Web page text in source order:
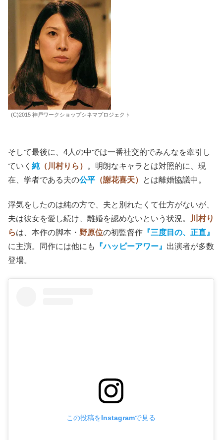
(C)2015 神戸ワークショップシネマプロジェクト
そして最後に、4人の中では一番社交的でみんなを牽引し
ていく 純（川村りら）
。明朗なキャラとは対照的に、現
在、学者である夫の公平 （謝花喜天） とは離婚協議中。
浮気をしたのは純の方で、夫と別れたくて仕方がないが、
夫は彼女を愛し続け、離婚を認めないという状況。
川村り
らは、本作の脚本・ 野原位の初監督作 『三度目の、正直』
に主演。同作には他にも
『ハッピーアワー』 出演者が多数
登場。
この投稿をInstagramで見る